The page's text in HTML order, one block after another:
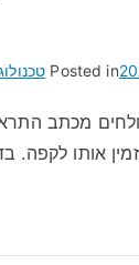
Posted in
מכתב
אותו לקפה.